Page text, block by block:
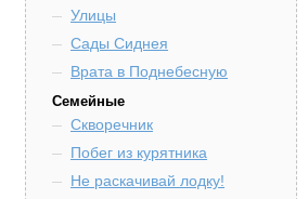
Улицы
Сады Сиднея
Врата в Поднебесную
Семейные
Скворечник
Побег из курятника
Не раскачивай лодку!